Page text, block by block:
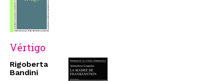
Vértigo
Rigoberta
Bandini